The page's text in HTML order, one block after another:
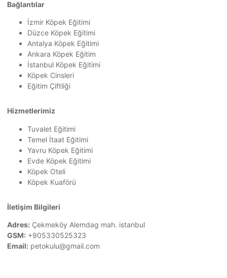
Bağlantılar
İzmir Köpek Eğitimi
Düzce Köpek Eğitimi
Antalya Köpek Eğitimi
Ankara Köpek Eğitim
İstanbul Köpek Eğitimi
Köpek Cinsleri
Eğitim Çiftliği
Hizmetlerimiz
Tuvalet Eğitimi
Temel İtaat Eğitimi
Yavru Köpek Eğitimi
Evde Köpek Eğitimi
Köpek Oteli
Köpek Kuaförü
İletişim Bilgileri
Adres: Çekmeköy Alemdag mah. istanbul
GSM: +905330525323
Email: petokulu@gmail.com